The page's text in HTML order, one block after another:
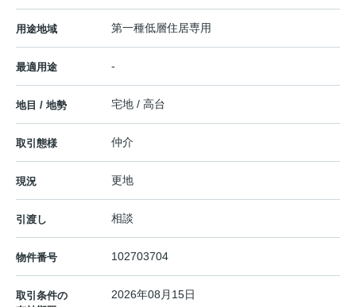
用途地域 第一種低層住居専用
最適用途 -
地目 / 地勢 宅地 / 高台
取引態様 仲介
現況 更地
引渡し 相談
物件番号 102703704
取引条件の
2026年08月15日